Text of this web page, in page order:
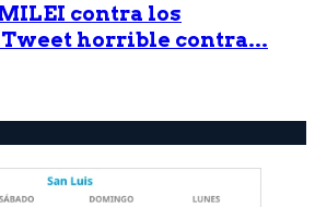
contra los
horrible contra...